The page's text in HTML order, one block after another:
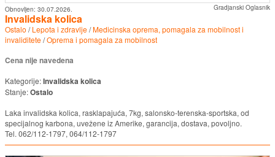
Gradjanski Oglasnik
Obnovljen: 30.07.2026.
Invalidska kolica
Ostalo /Lepota i zdravlje/Medicinska oprema, pomagala za mobilnost i
invaliditete/Oprema i pomagala za mobilnost
Cena nije navedena
Kategorije:Invalidska kolica
Stanje:Ostalo
Laka invalidska kolica, rasklapajuća, 7kg, salonsko-terenska-sportska, od
specijalnog karbona, uvežene iz Amerike, garancija, dostava, povoljno.
Tel. 062/112-1797, 064/112-1797